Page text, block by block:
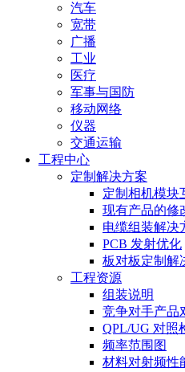
汽车
宽带
广播
工业
医疗
军事与国防
移动网络
仪器
交通运输
工程中心
定制解决方案
定制相机模块
现有产品的修
电缆组装解决
PCB 发射优化
板对板定制解
工程资源
组装说明
竞争对手产品
QPL/UG 对照
频率范围图
材料对射频性